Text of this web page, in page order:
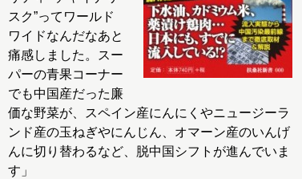
スク”ってワールド
ワイドなんだなあと
痛感しました。スー
パーの青果コーナー
でも中国産だった廉
価な野菜が、スペイン産にんにくやニュージーラ
ンド産の玉ねぎやにんじん、オマーン産のいんげ
んに切り替わるなど、脱中国シフトが進んでいま
す」